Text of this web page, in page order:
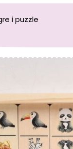
i puzzle